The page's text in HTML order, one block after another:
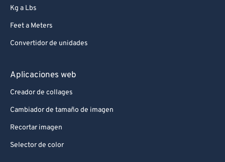
Kg a Lbs
Feet a Meters
Convertidor de unidades
Aplicaciones web
Creador de collages
Cambiador de tamaño de imagen
Recortar imagen
Selector de color